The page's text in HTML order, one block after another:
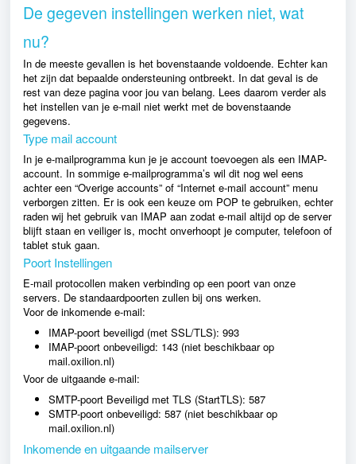
De gegeven instellingen werken niet, wat
nu?
In de meeste gevallen is het bovenstaande voldoende. Echter kan
het zijn dat bepaalde ondersteuning ontbreekt. In dat geval is de
rest van deze pagina voor jou van belang. Lees daarom verder als
het instellen van je e-mail niet werkt met de bovenstaande
gegevens.
Type mail account
In je e-mailprogramma kun je je account toevoegen als een IMAP-
account. In sommige e-mailprogramma’s wil dit nog wel eens
achter een “Overige accounts” of “Internet e-mail account” menu
verborgen zitten. Er is ook een keuze om POP te gebruiken, echter
raden wij het gebruik van IMAP aan zodat e-mail altijd op de server
blijft staan en veiliger is, mocht onverhoopt je computer, telefoon of
tablet stuk gaan.
Poort Instellingen
E-mail protocollen maken verbinding op een poort van onze
servers. De standaardpoorten zullen bij ons werken.
Voor de inkomende e-mail:
IMAP-poort beveiligd (met SSL/TLS): 993
IMAP-poort onbeveiligd: 143 (niet beschikbaar op
mail.oxilion.nl)
Voor de uitgaande e-mail:
SMTP-poort Beveiligd met TLS (StartTLS): 587
SMTP-poort onbeveiligd: 587 (niet beschikbaar op
mail.oxilion.nl)
Inkomende en uitgaande mailserver